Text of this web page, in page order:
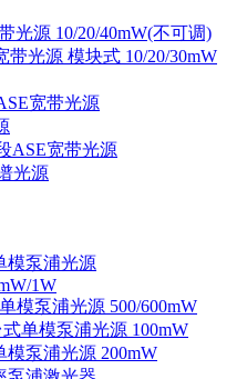
光源 10/20/40mW(不可调)
带光源 模块式 10/20/30mW
宽带光源
ASE宽带光源
光源
模泵浦光源
1W
模泵浦光源 500/600mW
单模泵浦光源 100mW
模泵浦光源 200mW